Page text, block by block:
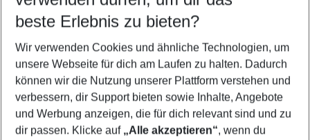
5-8 Nächte
2 Erwachsene Keine Kinder
Mehr Filter anzeigen
beste Erlebnis zu bieten?
Wir verwenden Cookies und ähnliche Technologien, um
unsere Webseite für dich am Laufen zu halten. Dadurch
können wir die Nutzung unserer Plattform verstehen und
verbessern, dir Support bieten sowie Inhalte, Angebote
und Werbung anzeigen, die für dich relevant sind und zu
dir passen. Klicke auf „Alle akzeptieren“, wenn du